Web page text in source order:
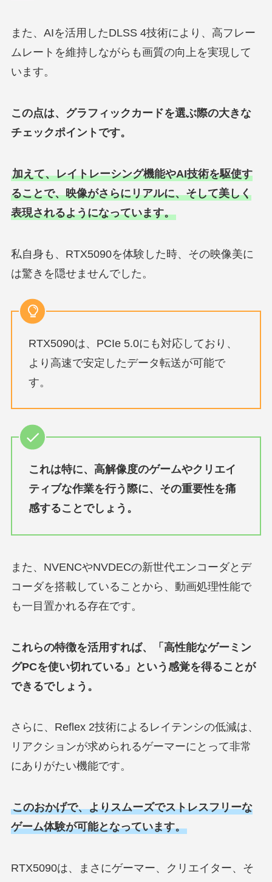
また、AIを活用したDLSS 4技術により、高フレー
ムレートを維持しながらも画質の向上を実現して
います。
この点は、グラフィックカードを選ぶ際の大きな
チェックポイントです。
加えて、レイトレーシング機能やAI技術を駆使す
ることで、映像がさらにリアルに、そして美しく
表現されるようになっています。
私自身も、RTX5090を体験した時、その映像美に
は驚きを隠せませんでした。
RTX5090は、PCIe 5.0にも対応しており、
より高速で安定したデータ転送が可能で
す。
これは特に、高解像度のゲームやクリエイ
ティブな作業を行う際に、その重要性を痛
感することでしょう。
また、NVENCやNVDECの新世代エンコーダとデ
コーダを搭載していることから、動画処理性能で
も一目置かれる存在です。
これらの特徴を活用すれば、「高性能なゲーミン
グPCを使い切れている」という感覚を得ることが
できるでしょう。
さらに、Reflex 2技術によるレイテンシの低減は、
リアクションが求められるゲーマーにとって非常
にありがたい機能です。
このおかげで、よりスムーズでストレスフリーな
ゲーム体験が可能となっています。
RTX5090は、まさにゲーマー、クリエイター、そ